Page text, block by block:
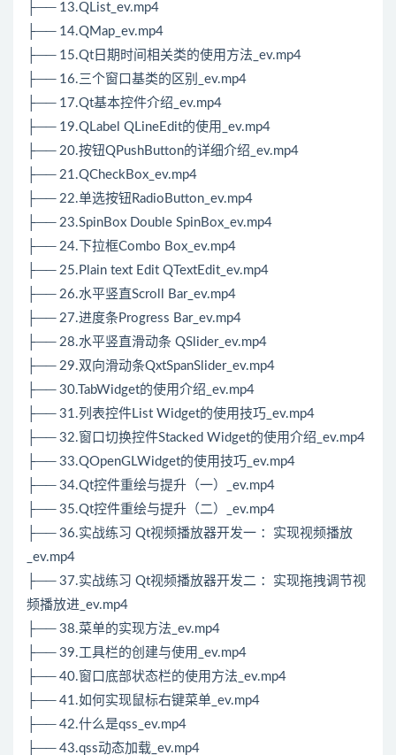
├── 13.QList_ev.mp4
├── 14.QMap_ev.mp4
├── 15.Qt日期时间相关类的使用方法_ev.mp4
├── 16.三个窗口基类的区别_ev.mp4
├── 17.Qt基本控件介绍_ev.mp4
├── 19.QLabel QLineEdit的使用_ev.mp4
├── 20.按钮QPushButton的详细介绍_ev.mp4
├── 21.QCheckBox_ev.mp4
├── 22.单选按钮RadioButton_ev.mp4
├── 23.SpinBox Double SpinBox_ev.mp4
├── 24.下拉框Combo Box_ev.mp4
├── 25.Plain text Edit QTextEdit_ev.mp4
├── 26.水平竖直Scroll Bar_ev.mp4
├── 27.进度条Progress Bar_ev.mp4
├── 28.水平竖直滑动条 QSlider_ev.mp4
├── 29.双向滑动条QxtSpanSlider_ev.mp4
├── 30.TabWidget的使用介绍_ev.mp4
├── 31.列表控件List Widget的使用技巧_ev.mp4
├── 32.窗口切换控件Stacked Widget的使用介绍_ev.mp4
├── 33.QOpenGLWidget的使用技巧_ev.mp4
├── 34.Qt控件重绘与提升（一）_ev.mp4
├── 35.Qt控件重绘与提升（二）_ev.mp4
├── 36.实战练习 Qt视频播放器开发一 ：实现视频播放
_ev.mp4
├── 37.实战练习 Qt视频播放器开发二 ：实现拖拽调节视
频播放进_ev.mp4
├── 38.菜单的实现方法_ev.mp4
├── 39.工具栏的创建与使用_ev.mp4
├── 40.窗口底部状态栏的使用方法_ev.mp4
├── 41.如何实现鼠标右键菜单_ev.mp4
├── 42.什么是qss_ev.mp4
├── 43.qss动态加载_ev.mp4